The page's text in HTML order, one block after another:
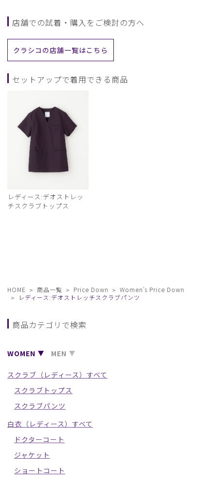
店舗での試着・購入をご検討の方へ
クラシコの店舗一覧はこちら
セットアップで着用できる商品
レディース:デオストレッ
チスクラブトップス
HOME 商品一覧 Price Down
Women's Price Down
レディース:デオストレッチスクラブパンツ
商品カテゴリで検索
WOMEN MEN
スクラブ（レディース）すべて
スクラブトップス
スクラブパンツ
白衣（レディース）すべて
ドクターコート
ジャケット
ショートコート